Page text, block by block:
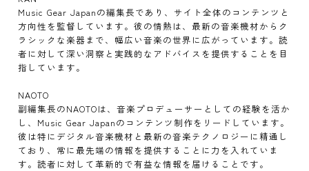
Music Gear Japanの編集長であり、サイト全体のコンテンツと
方向性を監督しています。彼の情熱は、最新の音楽機材からク
ラシックな楽器まで、幅広い音楽の世界に広がっています。読
者に対して深い洞察と実践的なアドバイスを提供することを目
指しています。
NAOTO
副編集長のNAOTOは、音楽プロデューサーとしての経験を活か
し、Music Gear Japanのコンテンツ制作をリードしています。
彼は特にデジタル音楽機材と最新の音楽テクノロジーに精通し
ており、常に最先端の情報を提供することに力を入れていま
す。読者に対して革新的で有益な情報を届けることです。